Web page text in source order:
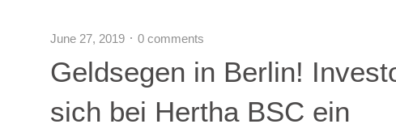
June 27, 2019 0 comments
Geldsegen in Berlin!
sich bei Hertha BSC ein